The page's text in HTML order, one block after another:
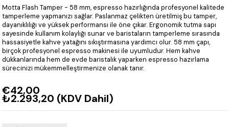
Motta Flash Tamper - 58 mm, espresso hazırlığında profesyonel kalitede
tamperleme yapmanızı sağlar. Paslanmaz çelikten üretilmiş bu tamper,
dayanıklılığı ve yüksek performansı ile öne çıkar. Ergonomik tutma sapı
sayesinde kullanım kolaylığı sunar ve baristaların tamperleme sırasında
hassasiyetle kahve yatağını sıkıştırmasına yardımcı olur. 58 mm çapı,
birçok profesyonel espresso makinesi ile uyumludur. Hem kahve
dükkanlarında hem de evde baristalık yaparken espresso hazırlama
sürecinizi mükemmelleştirmenize olanak tanır.
€42,00
₺2.293,20 (KDV Dahil)